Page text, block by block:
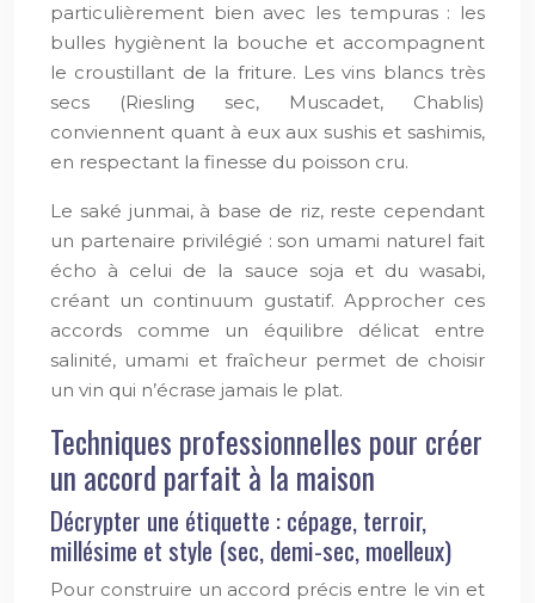
particulièrement bien avec les tempuras : les
bulles hygiènent la bouche et accompagnent
le croustillant de la friture. Les vins blancs très
secs (Riesling sec, Muscadet, Chablis)
conviennent quant à eux aux sushis et sashimis,
en respectant la finesse du poisson cru.
Le saké junmai, à base de riz, reste cependant
un partenaire privilégié : son umami naturel fait
écho à celui de la sauce soja et du wasabi,
créant un continuum gustatif. Approcher ces
accords comme un équilibre délicat entre
salinité, umami et fraîcheur permet de choisir
un vin qui n’écrase jamais le plat.
Techniques professionnelles pour créer
un accord parfait à la maison
Décrypter une étiquette : cépage, terroir,
millésime et style (sec, demi-sec, moelleux)
Pour construire un accord précis entre le vin et